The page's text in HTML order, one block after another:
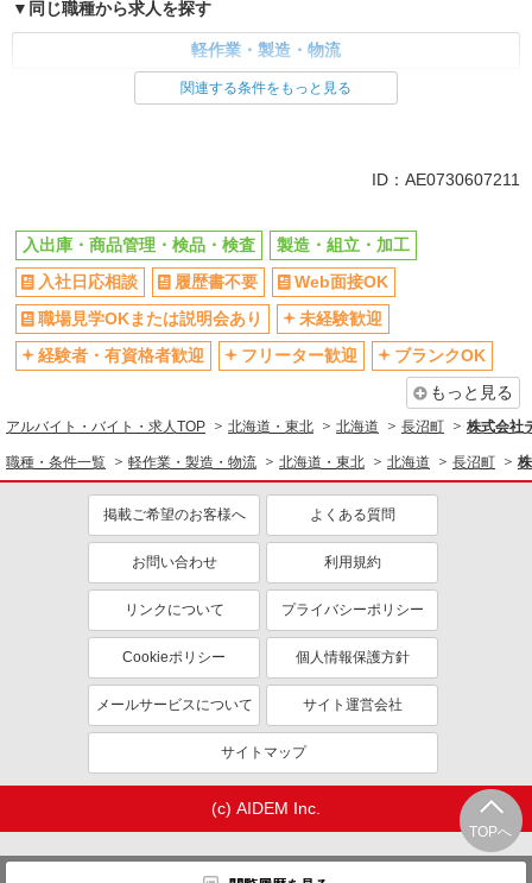
同じ職種から求人を探す
軽作業・製造・物流
入出庫・商品管理・検品・検査
製造・組立・加工
関連する条件をもっと見る
ID：AE0730607211
TOPへ
入出庫・商品管理・検品・検査
製造・組立・加工
入社日応相談
履歴書不要
Web面接OK
職場見学OKまたは説明会あり
未経験歓迎
経験者・有資格者歓迎
フリーター歓迎
ブランクOK
もっと見る
アルバイト・バイト・求人TOP 北海道・東北 北海道 長沼町 株式会社
職種・条件一覧 軽作業・製造・物流 北海道・東北 北海道 長沼町
掲載ご希望のお客様へ よくある質問
お問い合わせ 利用規約
リンクについて プライバシーポリシー
Cookieポリシー 個人情報保護方針
メールサービスについて サイト運営会社
サイトマップ
(c) AIDEM Inc.